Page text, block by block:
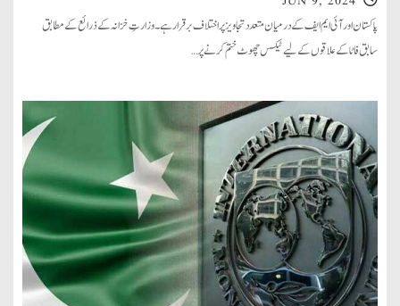
پاکستان اور آئی ایم ایف کے درمیان متعدد تجاویز پر اختلاف برقرار ہے۔ وزارتِ خزانہ کے ذرائع کے مطابق
سابق فاٹا کے علاقوں کے لیے ٹیکس چھوٹ ختم کرنے پر…